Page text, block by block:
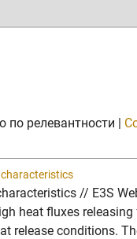
по релевантности |
// E3S
heat fluxes releasing
release conditions.